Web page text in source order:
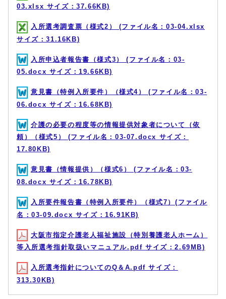
03.xlsx サイズ：37.66KB)
入所選考調査票（様式2） (ファイル名：03-04.xlsx
サイズ：31.16KB)
入所申込者報告書（様式3） (ファイル名：03-
05.docx サイズ：19.66KB)
意見書（特例入所要件）（様式4） (ファイル名：03-
06.docx サイズ：16.68KB)
介護の必要の程度等の情報提供対象者について（依
頼）（様式5） (ファイル名：03-07.docx サイズ：
17.80KB)
意見書（情報提供）（様式6） (ファイル名：03-
08.docx サイズ：16.78KB)
入所要件報告書（特例入所要件）（様式7）(ファイル
名：03-09.docx サイズ：16.91KB)
大阪市指定介護老人福祉施設（特別養護老人ホーム）
等入所選考指針取扱いマニュアル.pdf サイズ：2.69MB)
入所選考指針についてのQ＆A.pdf サイズ：
313.30KB)